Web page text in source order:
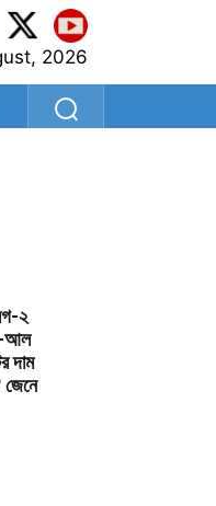
2026
২
আল
দাম